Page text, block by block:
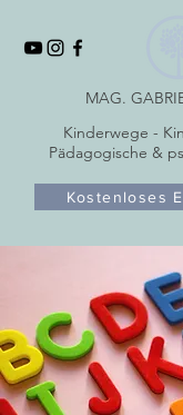
MAG.
Kinderwege -
Pädagogische &
Kostenloses